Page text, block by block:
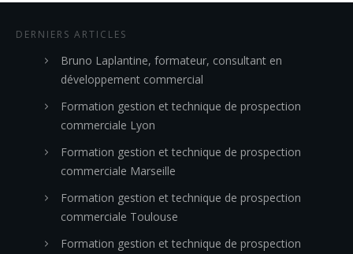
DERNIERS ARTICLES
Bruno Laplantine, formateur, consultant en
développement commercial
Formation gestion et technique de prospection
commerciale Lyon
Formation gestion et technique de prospection
commerciale Marseille
Formation gestion et technique de prospection
commerciale Toulouse
Formation gestion et technique de prospection